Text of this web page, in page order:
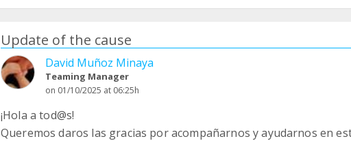
Update of the cause
David Muñoz Minaya
Teaming Manager
on 01/10/2025 at 06:25h
¡Hola a tod@s!
Queremos daros las gracias por acompañarnos y ayudarnos en